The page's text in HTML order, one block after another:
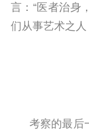
言：“医者治身
们从事艺术之
考察的最后